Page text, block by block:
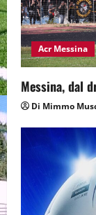
Acr Messina
Messina, dal
Di Mimmo